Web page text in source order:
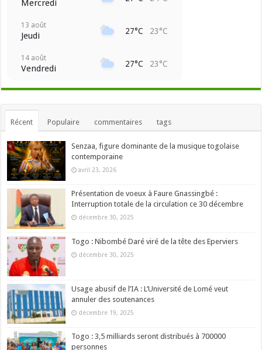
Mercredi
13 août
Jeudi 27°C 23°C
14 août
Vendredi 27°C 23°C
Récent Populaire commentaires tags
Senzaa, figure dominante de la musique togolaise
contemporaine
avril 23, 2026
Présentation de voeux à Faure Gnassingbé :
Interruption totale de la circulation ce 30 décembre
décembre 30, 2025
Togo : Nibombé Daré viré de la tête des Eperviers
décembre 30, 2025
Usage abusif de l’IA : L’Université de Lomé veut
annuler des soutenances
décembre 19, 2025
Togo : 3,5 milliards seront distribués à 700000
personnes